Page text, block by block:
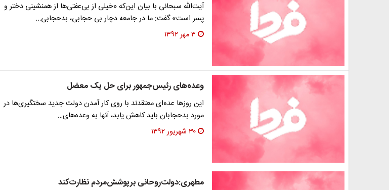
آیت‌الله سبحانی با بیان این‌که «خیلی از بی‌عفتی‌ها از همنشینی دختر و
پسر است» گفت: ما در جامعه دچار بی حجابی، بدحجابی…
۳ مهر ۱۳۹۲
وعده‌های رئیس‌جمهور برای حل یک معضل
این روزها عده‌ای معتقدند با روی کار آمدن دولت جدید سختگیری‌ها در
مورد بدحجابان باید کاهش یابد، آنها به وعده‌های…
۳۰ شهریور ۱۳۹۲
مطهری:دولت‌روحانی برپوشش‌مردم نظارت‌کند